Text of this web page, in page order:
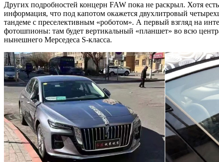
Других подробностей концерн FAW пока не раскрыл. Хотя
информация, что под капотом окажется двухлитровый
тандеме с преселективным «роботом». А первый взгляд на
фотошпионы: там будет вертикальный «планшет» во всю
нынешнего Мерседеса S-класса.